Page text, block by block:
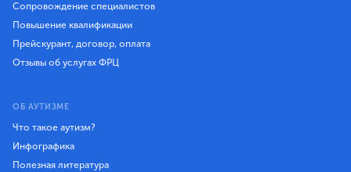
Сопровождение специалистов
Повышение квалификации
Прейскурант, договор, оплата
Отзывы об услугах ФРЦ
ОБ АУТИЗМЕ
Что такое аутизм?
Инфографика
Полезная литература